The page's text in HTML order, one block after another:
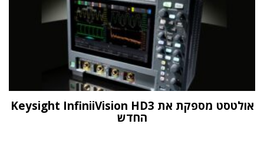
אולטסט מספקת את Keysight InfiniiVision HD3
החדש